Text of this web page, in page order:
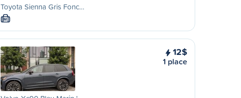
Toyota Sienna Gris Fonc…
M
12$
1 place